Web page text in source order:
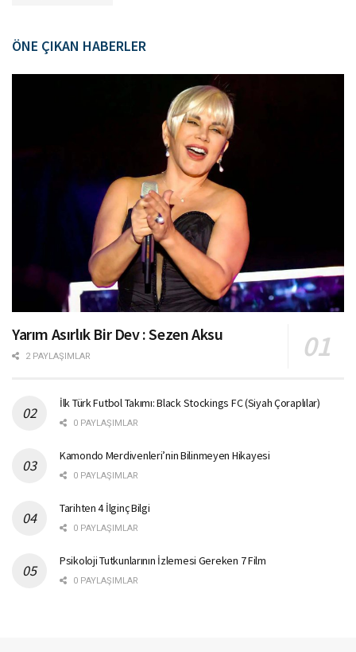
ÖNE ÇIKAN HABERLER
Yarım Asırlık Bir Dev : Sezen Aksu
2 PAYLAŞIMLAR
İlk Türk Futbol Takımı: Black Stockings FC (Siyah Çoraplılar)
0 PAYLAŞIMLAR
Kamondo Merdivenleri’nin Bilinmeyen Hikayesi
0 PAYLAŞIMLAR
Tarihten 4 İlginç Bilgi
0 PAYLAŞIMLAR
Psikoloji Tutkunlarının İzlemesi Gereken 7 Film
0 PAYLAŞIMLAR